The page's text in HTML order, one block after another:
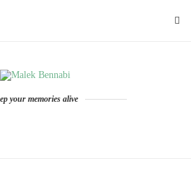
your memories alive